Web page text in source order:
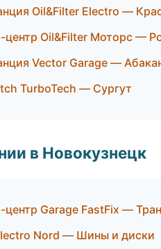
Oil&Filter Electro —
центр Oil&Filter Моторс —
Vector Garage —
TurboTech — Сургут
в Новокузнецк
Garage FastFix —
Nord — Шины и диски